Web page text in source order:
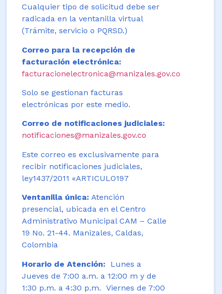
Cualquier tipo de solicitud debe ser
radicada en la ventanilla virtual
(Trámite, servicio o PQRSD.)
Correo para la recepción de
facturación electrónica:
facturacionelectronica@manizales.gov.co
Solo se gestionan facturas
electrónicas por este medio.
Correo de notificaciones judiciales:
notificaciones@manizales.gov.co
Este correo es exclusivamente para
recibir notificaciones judiciales,
ley1437/2011 «ARTICULO197
Ventanilla única: Atención
presencial, ubicada en el Centro
Administrativo Municipal CAM – Calle
19 No. 21-44. Manizales, Caldas,
Colombia
Horario de Atención:
Lunes a
Jueves de 7:00 a.m. a 12:00 m y de
1:30 p.m. a 4:30 p.m. Viernes de 7:00